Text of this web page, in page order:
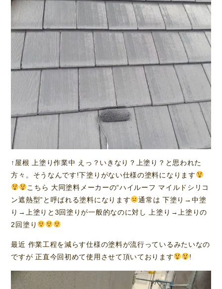
↑屋根 上塗り作業中 えっ？いきなり？上塗り？と思われた
方々。そうなんです!下塗りがない仕様の塗料になります
こちら 大同塗料メーカーの“ハイルーフ マイルドシリコ
ン遮熱型”と呼ばれる塗料になります
通常は 下塗り→中塗
り→上塗りと3回塗りが一般的なのに対し 上塗り→上塗りの
2回塗り
最近 作業工程を減らす仕様の塗料が流行っているみたいなの
ですが 正直今回初めて使用させて頂いております
!